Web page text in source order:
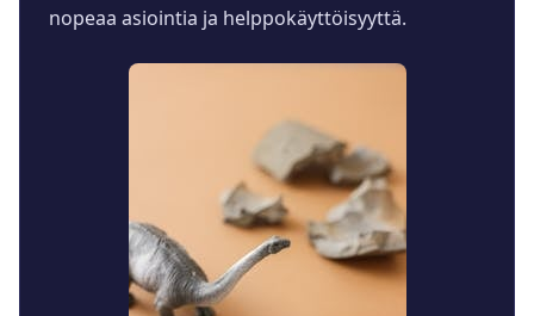
nopeaa asiointia ja helppokäyttöisyyttä.